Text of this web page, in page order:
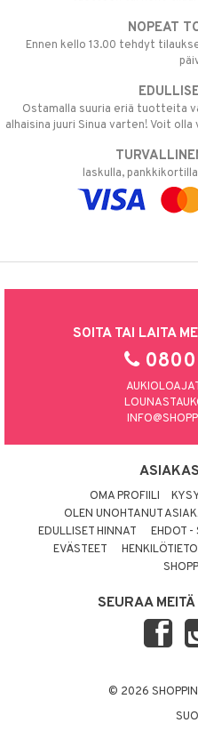
NOPEAT
Ennen kello 13.00 tehdyt
Ostamalla suuria eriä tuotteita
alhaisina juuri Sinua varten! Voit
laskulla,
SOITA TAI LAITA
0800
OMA PROFIILI
OLEN UNOHTANUT
EDULLISET HINNAT
EHDOT -
EVÄSTEET
SEURAA
© 2026